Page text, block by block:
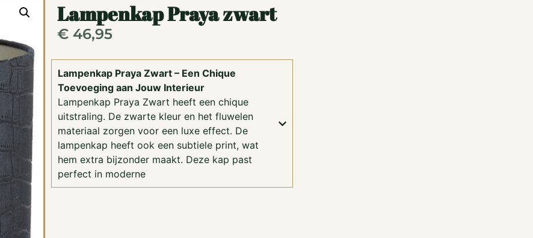
Lampenkap Praya zwart
€46,95
Lampenkap Praya Zwart – Een Chique
Toevoeging aan Jouw Interieur
Lampenkap Praya Zwart heeft een chique
uitstraling. De zwarte kleur en het fluwelen
materiaal zorgen voor een luxe effect. De
lampenkap heeft ook een subtiele print, wat
hem extra bijzonder maakt. Deze kap past
perfect in moderne